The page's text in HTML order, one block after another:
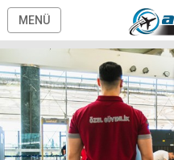
MENÜ